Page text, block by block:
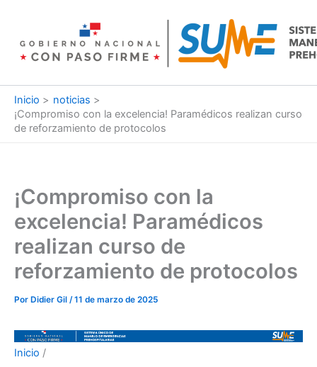
contenido
Inicio
noticias
¡Compromiso con la excelencia! Paramédicos realizan curso
de reforzamiento de protocolos
¡Compromiso con la
excelencia! Paramédicos
realizan curso de
reforzamiento de protocolos
Por Didier Gil /11 de marzo de 2025
Inicio /